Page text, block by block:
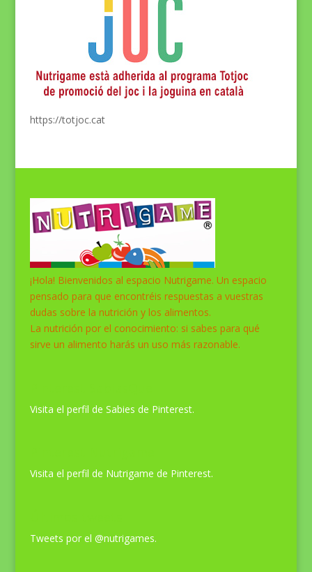
https://totjoc.cat
¡Hola! Bienvenidos al espacio Nutrigame. Un espacio
pensado para que encontréis respuestas a vuestras
dudas sobre la nutrición y los alimentos.
La nutrición por el conocimiento: si sabes para qué
sirve un alimento harás un uso más razonable.
Visita el perfil de Sabies de Pinterest.
Visita el perfil de Nutrigame de Pinterest.
Tweets por el @nutrigames.